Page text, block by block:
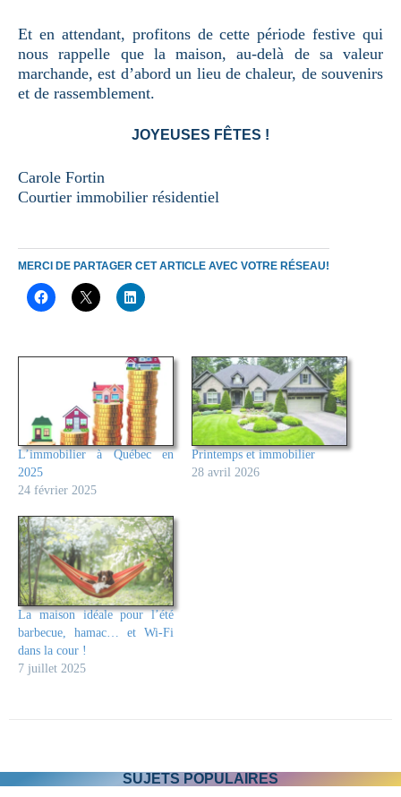
Et en attendant, profitons de cette période festive qui
nous rappelle que la maison, au-delà de sa valeur
marchande, est d’abord un lieu de chaleur, de souvenirs
et de rassemblement.
JOYEUSES FÊTES !
Carole Fortin
Courtier immobilier résidentiel
MERCI DE PARTAGER CET ARTICLE AVEC VOTRE RÉSEAU!
L’immobilier à Québec en
2025
24 février 2025
Printemps et immobilier
28 avril 2026
La maison idéale pour l’été
barbecue, hamac… et Wi-Fi
dans la cour !
7 juillet 2025
SUJETS POPULAIRES